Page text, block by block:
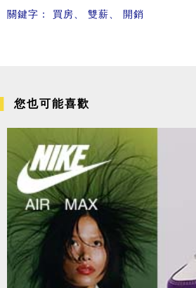
關鍵字： 買房 雙薪 開銷
您也可能喜歡